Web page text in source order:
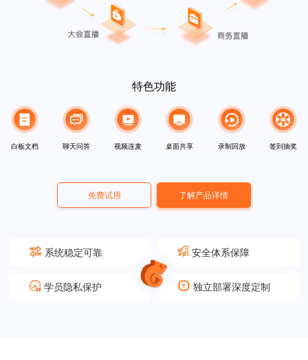
特色功能
白板文档 聊天问答 视频连麦 桌面共享 录制回放 签到抽奖
免费试用 了解产品详情
系统稳定可靠 安全体系保障
学员隐私保护 独立部署深度定制